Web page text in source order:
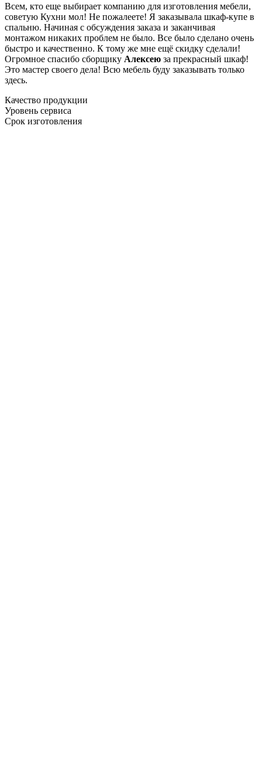
Всем, кто еще выбирает компанию для изготовления мебели,
советую Кухни мол! Не пожалеете! Я заказывала шкаф-купе в
спальню. Начиная с обсуждения заказа и заканчивая
монтажом никаких проблем не было. Все было сделано очень
быстро и качественно. К тому же мне ещё скидку сделали!
Огромное спасибо сборщику Алексею за прекрасный шкаф!
Это мастер своего дела! Всю мебель буду заказывать только
здесь.
Качество продукции
Уровень сервиса
Срок изготовления